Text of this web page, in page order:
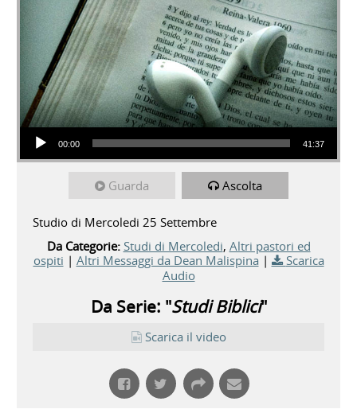
Audio Player
00:00 41:37
Guarda Ascolta
Studio di Mercoledi 25 Settembre
Da Categorie: Studi di Mercoledi, Altri pastori ed
ospiti | Altri Messaggi da Dean Malispina |
Scarica
Audio
Da Serie: "Studi Biblici"
Scarica il video